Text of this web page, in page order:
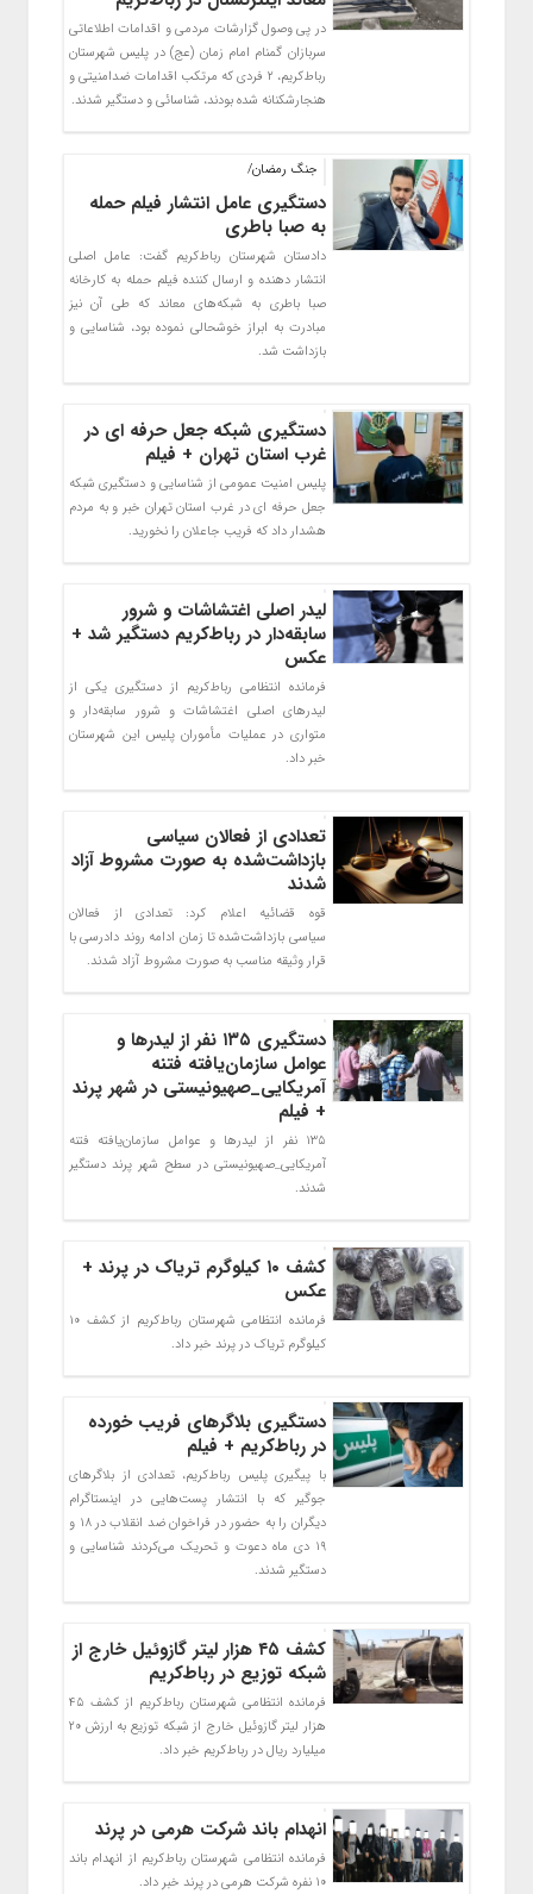
در پی وصول گزارشات مردمی و اقدامات اطلاعاتی
سربازان گمنام امام زمان (عج) در پلیس شهرستان
رباط‌کریم، ۲ فردی که مرتکب اقدامات ضدامنیتی و
هنجارشکنانه شده بودند، شناسائی و دستگیر شدند.
جنگ رمضان/
دستگیری عامل انتشار فیلم حمله
به صبا باطری
دادستان شهرستان رباط‌کریم گفت: عامل اصلی
انتشار دهنده و ارسال کننده فیلم حمله به کارخانه
صبا باطری به شبکه‌های معاند که طی آن نیز
مبادرت به ابراز خوشحالی نموده بود، شناسایی و
بازداشت شد.
دستگیری شبکه جعل حرفه‌ ای در
غرب استان تهران + فیلم
پلیس امنیت عمومی از شناسایی و دستگیری شبکه
جعل حرفه‌ ای در غرب استان تهران خبر و به مردم
هشدار داد که فریب جاعلان را نخورید.
لیدر اصلی اغتشاشات و شرور
سابقه‌دار در رباط‌کریم دستگیر شد +
عکس
فرمانده انتظامی رباط‌کریم از دستگیری یکی از
لیدرهای اصلی اغتشاشات و شرور سابقه‌دار و
متواری در عملیات مأموران پلیس این شهرستان
خبر داد.
تعدادی از فعالان سیاسی
بازداشت‌شده به صورت مشروط آزاد
شدند
قوه قضائیه اعلام کرد: تعدادی از فعالان
سیاسی بازداشت‌شده تا زمان ادامه روند دادرسی با
قرار وثیقه مناسب به صورت مشروط آزاد شدند.
دستگیری ۱۳۵ نفر از لیدرها و
عوامل سازمان‌یافته فتنه
آمریکایی_صهیونیستی در شهر پرند
+ فیلم
۱۳۵ نفر از لیدرها و عوامل سازمان‌یافته فتنه
آمریکایی_صهیونیستی در سطح شهر پرند دستگیر
شدند.
کشف ۱۰ کیلوگرم تریاک در پرند +
عکس
فرمانده انتظامی شهرستان رباط‌کریم از کشف ۱۰
کیلوگرم تریاک در پرند خبر داد.
دستگیری بلاگرهای فریب‌ خورده
در رباط‌کریم + فیلم
با پیگیری پلیس رباط‌کریم، تعدادی از بلاگرهای
جوگیر که با انتشار پست‌هایی در اینستاگرام
دیگران را به حضور در فراخوان ضد انقلاب در ۱۸ و
۱۹ دی ماه دعوت و تحریک می‌کردند شناسایی و
دستگیر شدند.
کشف ۴۵ هزار لیتر گازوئیل خارج از
شبکه توزیع در رباط‌کریم
فرمانده انتظامی شهرستان رباط‌کریم از کشف ۴۵
هزار لیتر گازوئیل خارج از شبکه توزیع به ارزش ۲۰
میلیارد ریال در رباط‌کریم خبر داد.
انهدام باند شرکت هرمی در پرند
فرمانده انتظامی شهرستان رباط‌کریم از انهدام باند
۱۰ نفره شرکت هرمی در پرند خبر داد.